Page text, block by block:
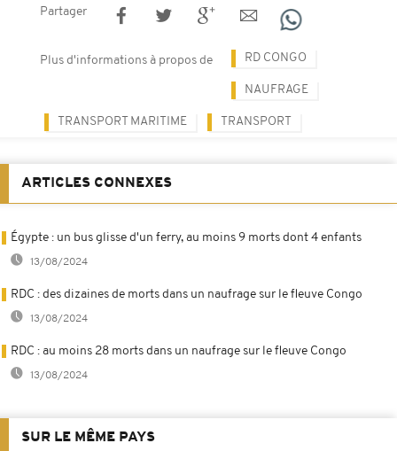
Partager
Plus d'informations à propos de RD CONGO
NAUFRAGE
TRANSPORT MARITIME TRANSPORT
ARTICLES CONNEXES
Égypte : un bus glisse d'un ferry, au moins 9 morts dont 4 enfants
13/08/2024
RDC : des dizaines de morts dans un naufrage sur le fleuve Congo
13/08/2024
RDC : au moins 28 morts dans un naufrage sur le fleuve Congo
13/08/2024
SUR LE MÊME PAYS